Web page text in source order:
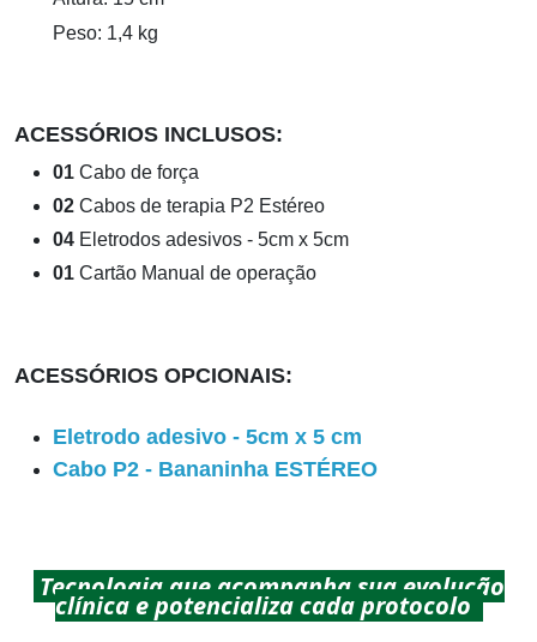
Peso: 1,4 kg
ACESSÓRIOS INCLUSOS:
01 Cabo de força
02 Cabos de terapia P2 Estéreo
04 Eletrodos adesivos - 5cm x 5cm
01 Cartão Manual de operação
ACESSÓRIOS OPCIONAIS:
Eletrodo adesivo - 5cm x 5 cm
Cabo P2 - Bananinha ESTÉREO
Tecnologia que acompanha sua evolução
clínica e potencializa cada protocolo